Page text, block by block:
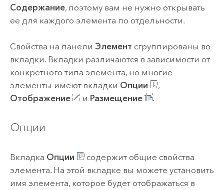
Содержание, поэтому вам не нужно открывать
ее для каждого элемента по отдельности.
Свойства на панели Элемент сгруппированы во
вкладки. Вкладки различаются в зависимости от
конкретного типа элемента, но многие
элементы имеют вкладки Опции
,
Отображение
и Размещение .
Опции
Вкладка Опции
содержит общие свойства
элемента. На этой вкладке вы можете установить
имя элемента, которое будет отображаться в